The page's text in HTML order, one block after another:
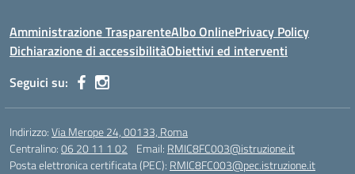
Amministrazione TrasparenteAlbo OnlinePrivacy Policy
Dichiarazione di accessibilitàObiettivi ed interventi
Seguici su:
Indirizzo:Via Merope 24, 00133, Roma
Centralino:06 20 11 1 02 Email: RMIC8FC003@istruzione.it
Posta elettronica certificata (PEC): RMIC8FC003@pec.istruzione.it